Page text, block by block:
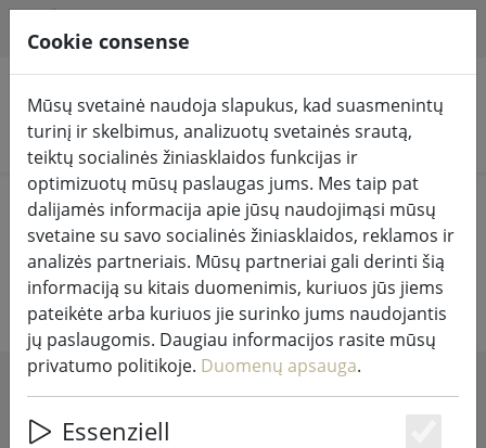
Ieškoti produktų
Home Pasakų žibintai ir apšvietimas Šviestuvai
Dizaino lempos ir šviestuvai
SHOW FILTERS
Cookie consense
Mūsų svetainė naudoja slapukus, kad suasmenintų
turinį ir skelbimus, analizuotų svetainės srautą,
teiktų socialinės žiniasklaidos funkcijas ir
optimizuotų mūsų paslaugas jums. Mes taip pat
dalijamės informacija apie jūsų naudojimąsi mūsų
svetaine su savo socialinės žiniasklaidos, reklamos ir
analizės partneriais. Mūsų partneriai gali derinti šią
informaciją su kitais duomenimis, kuriuos jūs jiems
pateikėte arba kuriuos jie surinko jums naudojantis
jų paslaugomis. Daugiau informacijos rasite mūsų
privatumo politikoje. Duomenų apsauga.
Essenziell